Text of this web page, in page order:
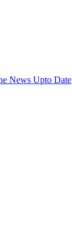
News Upto Date